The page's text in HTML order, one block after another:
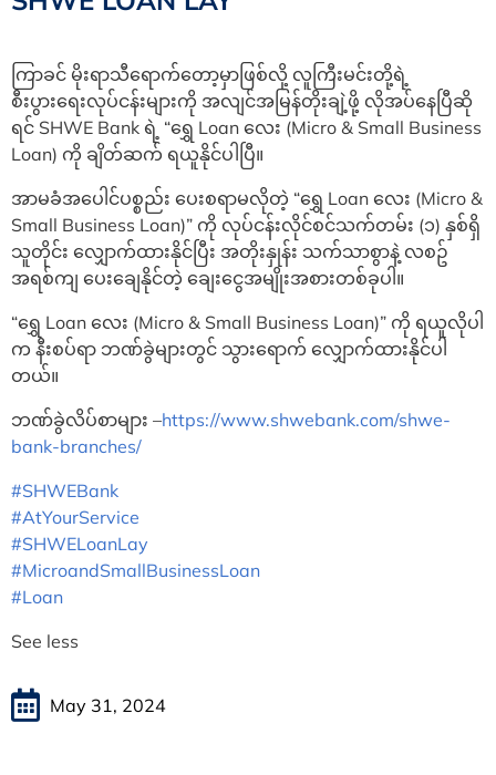
ကြာခင် မိုးရာသီရောက်တော့မှာဖြစ်လို့ လူကြီးမင်းတို့ရဲ့
စီးပွားရေးလုပ်ငန်းများကို အလျင်အမြန်တိုးချဲ့ဖို့ လိုအပ်နေပြီဆို
ရင် SHWE Bank ရဲ့ “ရွှေ Loan လေး (Micro & Small Business
Loan) ကို ချိတ်ဆက် ရယူနိုင်ပါပြီ။
အာမခံအပေါင်ပစ္စည်း ပေးစရာမလိုတဲ့ “ရွှေ Loan လေး (Micro &
Small Business Loan)” ကို လုပ်ငန်းလိုင်စင်သက်တမ်း (၁) နှစ်ရှိ
သူတိုင်း လျှောက်ထားနိုင်ပြီး အတိုးနှုန်း သက်သာစွာနဲ့ လစဥ်
အရစ်ကျ ပေးချေနိုင်တဲ့ ချေးငွေအမျိုးအစားတစ်ခုပါ။
“ရွှေ Loan လေး (Micro & Small Business Loan)” ကို ရယူလိုပါ
က နီးစပ်ရာ ဘဏ်ခွဲများတွင် သွားရောက် လျှောက်ထားနိုင်ပါ
တယ်။
ဘဏ်ခွဲလိပ်စာများ –https://www.shwebank.com/shwe-
bank-branches/
#SHWEBank
#AtYourService
#SHWELoanLay
#MicroandSmallBusinessLoan
#Loan
See less
May 31, 2024